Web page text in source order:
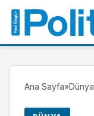
Ana Sayfa»Dünya